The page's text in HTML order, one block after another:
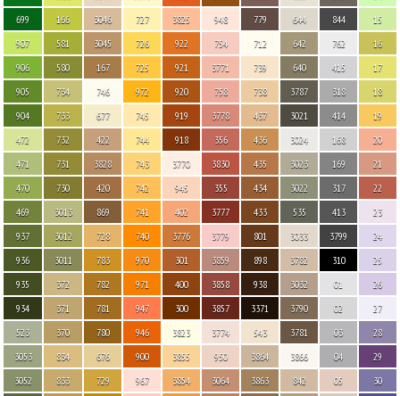
699
907
906
905
904
472
471
470
469
937
936
935
934
523
3053
3052
166
581
580
734
733
732
731
730
3013
3012
3011
372
371
370
834
833
3046
3045
167
746
677
422
3828
420
869
728
783
782
781
780
676
729
727
726
725
972
745
744
743
742
741
740
970
971
947
946
900
967
3825
922
921
920
919
918
3770
945
402
3776
301
400
300
3823
3855
3854
948
754
3771
758
3778
356
3830
355
3777
3779
3859
3858
3857
3774
950
3064
779
712
739
738
437
436
435
434
433
801
898
938
3371
543
3864
3863
644
642
640
3787
3021
3024
3023
3022
535
3033
3782
3032
3790
3781
3866
842
844
762
415
318
414
168
169
317
413
3799
310
01
02
03
04
05
15
16
17
18
19
20
21
22
23
24
25
26
27
28
29
30